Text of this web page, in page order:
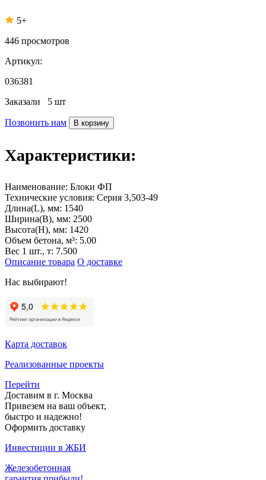
5+
446 просмотров
Артикул:
036381
Заказали 5 шт
Позвонить нам В корзину
Характеристики:
Наименование: Блоки ФП
Технические условия: Серия 3,503-49
Длина(L), мм: 1540
Ширина(B), мм: 2500
Высота(H), мм: 1420
Объем бетона, м³: 5.00
Вес 1 шт., т: 7.500
Описание товара О доставке
Нас выбирают!
Карта доставок
Реализованные проекты
Перейти
Доставим в г. Москва
Привезем на ваш объект,
быстро и надежно!
Оформить доставку
Инвестиции в ЖБИ
Железобетонная